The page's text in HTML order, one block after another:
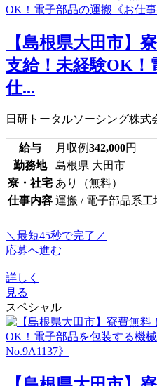
【島根県大田市】
支給！未経験OK！
仕...
日研トータルソーシング株式
給与 月収例342,000円
勤務地
島根県 大田市
寮・社宅 あり（無料）
仕事内容 運搬 / 電子部品系工
＼最短45秒で完了／
応募へ進む
詳しく
見る
スペシャル